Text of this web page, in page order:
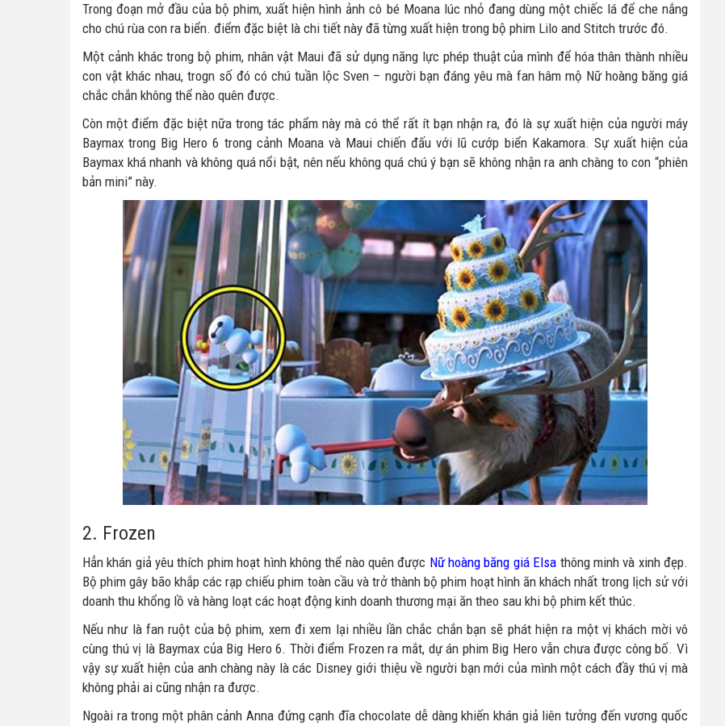
Trong đoạn mở đầu của bộ phim, xuất hiện hình ảnh cô bé Moana lúc nhỏ đang dùng một chiếc lá để che nắng
cho chú rùa con ra biển. điểm đặc biệt là chi tiết này đã từng xuất hiện trong bộ phim Lilo and Stitch trước đó.
Một cảnh khác trong bộ phim, nhân vật Maui đã sử dụng năng lực phép thuật của mình để hóa thân thành nhiều
con vật khác nhau, trogn số đó có chú tuần lộc Sven – người bạn đáng yêu mà fan hâm mộ Nữ hoàng băng giá
chắc chắn không thể nào quên được.
Còn một điểm đặc biệt nữa trong tác phẩm này mà có thể rất ít bạn nhận ra, đó là sự xuất hiện của người máy
Baymax trong Big Hero 6 trong cảnh Moana và Maui chiến đấu với lũ cướp biển Kakamora. Sự xuất hiện của
Baymax khá nhanh và không quá nổi bật, nên nếu không quá chú ý bạn sẽ không nhận ra anh chàng to con “phiên
bản mini” này.
2. Frozen
Hẳn khán giả yêu thích phim hoạt hình không thể nào quên được Nữ hoàng băng giá Elsa thông minh và xinh đẹp.
Bộ phim gây bão khắp các rạp chiếu phim toàn cầu và trở thành bộ phim hoạt hình ăn khách nhất trong lịch sử với
doanh thu khổng lồ và hàng loạt các hoạt động kinh doanh thương mại ăn theo sau khi bộ phim kết thúc.
Nếu như là fan ruột của bộ phim, xem đi xem lại nhiều lần chắc chắn bạn sẽ phát hiện ra một vị khách mời vô
cùng thú vị là Baymax của Big Hero 6. Thời điểm Frozen ra mắt, dự án phim Big Hero vẫn chưa được công bố. Vì
vậy sự xuất hiện của anh chàng này là các Disney giới thiệu về người bạn mới của mình một cách đầy thú vị mà
không phải ai cũng nhận ra được.
Ngoài ra trong một phân cảnh Anna đứng cạnh đĩa chocolate dễ dàng khiến khán giả liên tưởng đến vương quốc